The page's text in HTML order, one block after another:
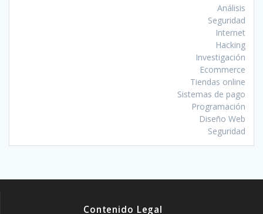
Análisis
Seguridad
Internet
Hacking
Investigación
Ecommerce
Tiendas online
Sistemas de pago
Programación
Diseño Web
Seguridad
Contenido Legal